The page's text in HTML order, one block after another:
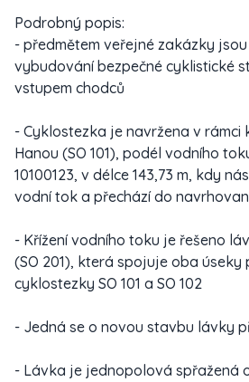
Podrobný popis:
- předmětem veřejné zakázky
vybudování bezpečné cyklistické
vstupem chodců
- Cyklostezka je navržena v rámci
Hanou (SO 101), podél vodního
10100123, v délce 143,73 m, kdy
vodní tok a přechází do
- Křížení vodního toku je řešeno
(SO 201), která spojuje oba úseky
cyklostezky SO 101 a SO 102
- Jedná se o novou stavbu lávky
- Lávka je jednopolová spřažená